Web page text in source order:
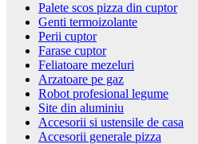
Palete scos pizza din cuptor
Genti termoizolante
Perii cuptor
Farase cuptor
Feliatoare mezeluri
Arzatoare pe gaz
Robot profesional legume
Site din aluminiu
Accesorii si ustensile de casa
Accesorii generale pizza